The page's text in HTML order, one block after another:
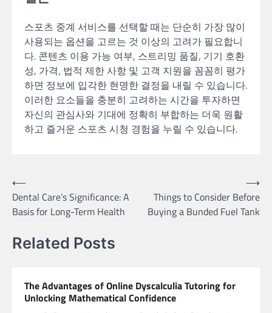
스포츠 중계 서비스를 선택할 때는 단순히 가장 많이
사용되는 옵션을 고르는 것 이상의 고려가 필요합니
다. 콘텐츠 이용 가능 여부, 스트리밍 품질, 기기 호환
성, 가격, 법적 제한 사항 및 고객 지원을 꼼꼼히 평가
하면 정보에 입각한 현명한 결정을 내릴 수 있습니다.
이러한 요소들을 충분히 고려하는 시간을 투자하면
자신의 관심사와 기대에 정확히 부합하는 더욱 원활
하고 즐거운 스포츠 시청 경험을 누릴 수 있습니다.
Post
navigation
⟵
Dental Care’s Significance: A
Basis for Long-Term Health
Things to Consider Before
Buying a Bunded Fuel Tank
⟶
Related Posts
The Advantages of Online Dyscalculia Tutoring for
Unlocking Mathematical Confidence